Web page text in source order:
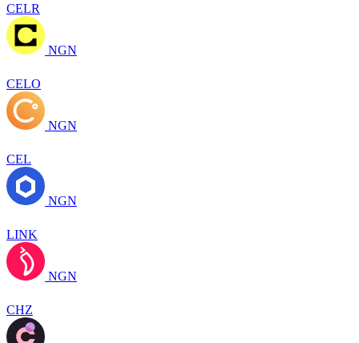
CELR
NGN
CELO
NGN
CEL
NGN
LINK
NGN
CHZ